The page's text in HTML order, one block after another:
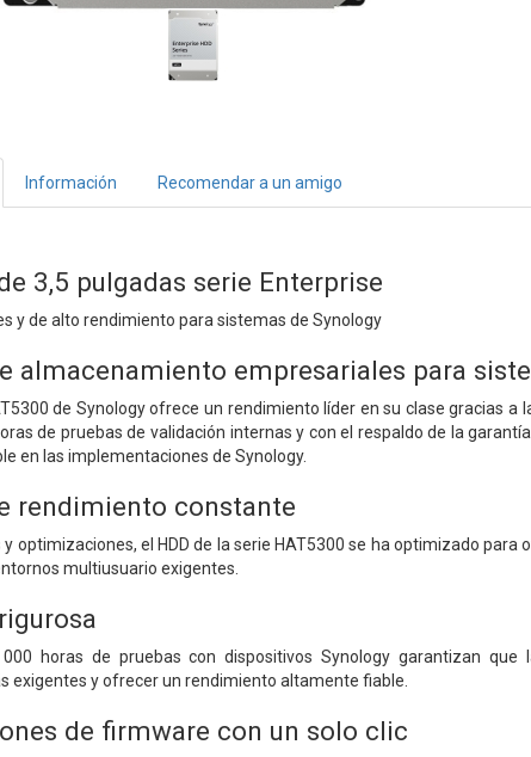
Información Recomendar a un amigo
3,5 pulgadas serie Enterprise
y de alto rendimiento para sistemas de Synology
almacenamiento empresariales para
de Synology ofrece un rendimiento líder en su clase gracias
de pruebas de validación internas y con el respaldo de la
en las implementaciones de Synology.
rendimiento constante
optimizaciones, el HDD de la serie HAT5300 se ha optimizado
multiusuario exigentes.
horas de pruebas con dispositivos Synology garantizan que
exigentes y ofrecer un rendimiento altamente fiable.
de firmware con un solo clic